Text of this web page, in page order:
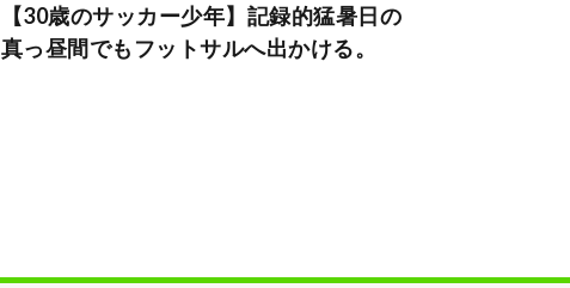
【30歳のサッカー少年】記録的猛暑日の
真っ昼間でもフットサルへ出かける。